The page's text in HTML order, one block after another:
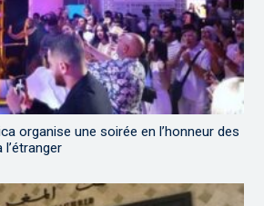
organise une soirée en l’honneur des